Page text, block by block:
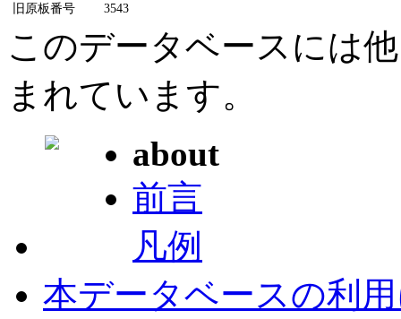
旧原板番号
3543
このデータベースには
まれています。
about
前言
凡例
本データベースの利